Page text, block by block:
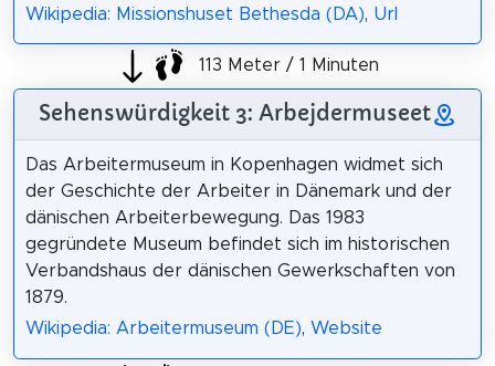
Wikipedia: Missionshuset Bethesda (DA), Url
113 Meter / 1 Minuten
Sehenswürdigkeit 3: Arbejdermuseet
Das Arbeitermuseum in Kopenhagen widmet sich
der Geschichte der Arbeiter in Dänemark und der
dänischen Arbeiterbewegung. Das 1983
gegründete Museum befindet sich im historischen
Verbandshaus der dänischen Gewerkschaften von
1879.
Wikipedia: Arbeitermuseum (DE), Website